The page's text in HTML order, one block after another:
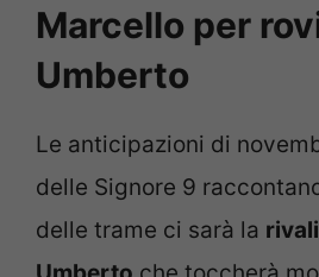
Marcello per
Umberto
Le anticipazioni di
delle Signore 9
delle trame ci sarà la